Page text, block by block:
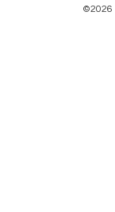
©2026